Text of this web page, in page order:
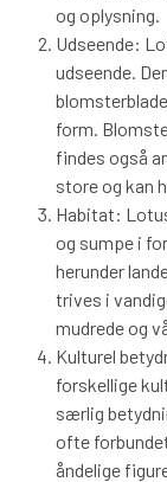
og oplysning.
Udseende:
udseende.
form.
findes også
store og kan
Habitat:
og sumpe i
herunder
trives i
mudrede og
Kulturel
forskellige
særlig
ofte
åndelige